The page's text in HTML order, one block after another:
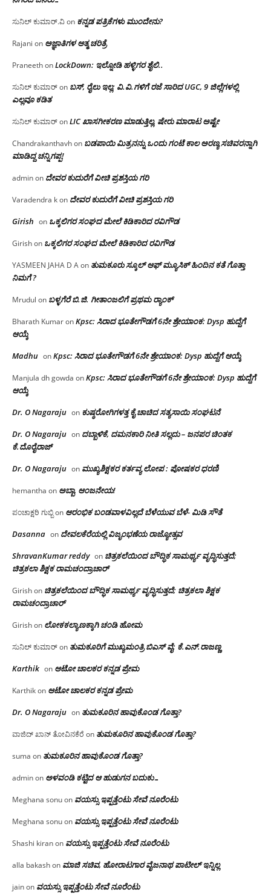
ಸುನಿಲ್ ಕುಮಾರ್.ವಿon ಕನ್ನಡ ಪತ್ರಿಕೆಗಳು ಮುಂದೇನು?
Rajani on ಅಜ್ಞಾತಿಗಳ ಆತ್ಮ ಚರಿತ್ರೆ
PraneethonLockDown: ಇಲ್ನೋಡಿ ಹಳ್ಳಿಗರ ಶೈಲಿ..
ಸುನಿಲ್ ಕುಮಾರ್on ಬಸ್, ರೈಲು ಇಲ್ಲ; ವಿ.ವಿ.ಗಳಿಗೆ ರಜೆ ಸಾರಿದ UGC, 9 ಜಿಲ್ಲೆಗಳಲ್ಲಿ
ಎಲ್ಲವೂ ಕಡಿತ
ಸುನಿಲ್ ಕುಮಾರ್onLIC ಖಾಸಗೀಕರಣ ಮಾಡುತ್ತಿಲ್ಲ, ಷೇರು ಮಾರಾಟ ಅಷ್ಟೇ
Chandrakanthavhon ಬಡಪಾಯಿ ಮಿತ್ರನನ್ನು ಒಂದು ಗಂಟೆ ಕಾಲ ಅರಣ್ಯ ಸಚಿವರನ್ನಾಗಿ
ಮಾಡಿದ್ದ ಚನ್ನಿಗಪ್ಪ!
adminon ದೇವರ ಕುದುರೆಗೆ ವೀಚಿ ಪ್ರಶಸ್ತಿಯ ಗರಿ
Varadendra kon ದೇವರ ಕುದುರೆಗೆ ವೀಚಿ ಪ್ರಶಸ್ತಿಯ ಗರಿ
Girish on ಒಕ್ಕಲಿಗರ ಸಂಘದ ಮೇಲೆ ಕಿಡಿಕಾರಿದ ರವಿಗೌಡ
Girishon ಒಕ್ಕಲಿಗರ ಸಂಘದ ಮೇಲೆ ಕಿಡಿಕಾರಿದ ರವಿಗೌಡ
YASMEEN JAHA D Aon ತುಮಕೂರು ಸ್ಕೂಲ್ ಆಫ್ ಮ್ಯೂಸಿಕ್ ಹಿಂದಿನ ಕತೆ ಗೊತ್ತಾ
ನಿಮಗೆ ?
Mrudul on ಬಳ್ಳಗೆರೆ ಬಿ.ಜಿ. ಗೀತಾಂಜಲಿಗೆ ಪ್ರಥಮ ರ‌್ಯಾಂಕ್
Bharath KumaronKpsc: ಸಿರಾದ ಭೂತೇಗೌಡಗೆ 6ನೇ ಶ್ರೇಯಾಂಕ: Dysp ಹುದ್ದೆಗೆ
ಆಯ್ಕೆ
Madhu onKpsc: ಸಿರಾದ ಭೂತೇಗೌಡಗೆ 6ನೇ ಶ್ರೇಯಾಂಕ: Dysp ಹುದ್ದೆಗೆ ಆಯ್ಕೆ
Manjula dh gowda onKpsc: ಸಿರಾದ ಭೂತೇಗೌಡಗೆ 6ನೇ ಶ್ರೇಯಾಂಕ: Dysp ಹುದ್ದೆಗೆ
ಆಯ್ಕೆ
Dr. O Nagaraju on ಕುಷ್ಠರೋಗಿಗಳತ್ತ ಕೈ ಚಾಚಿದ ಸತ್ಯಸಾಯಿ ಸಂಘಟನೆ
Dr. O Nagaraju on ದಬ್ಬಾಳಿಕೆ, ದಮನಕಾರಿ ನೀತಿ ಸಲ್ಲದು – ಜನಪರ ಚಿಂತಕ
ಕೆ.ದೊರೈರಾಜ್
Dr. O Nagaraju on ಮುಖ್ಯಶಿಕ್ಷಕರ ಕರ್ತವ್ಯ ಲೋಪ : ಪೋಷಕರ ಧರಣಿ
hemantha on ಅಬ್ಬಾ, ಆಂಜನೇಯ!
ಪಂಚಾಕ್ಷರಿ ಗುಬ್ಬಿon ಆರಂಭಿಕ ಬಂಡವಾಳವಿಲ್ಲದೆ ಬೆಳೆಯುವ ಬೆಳೆ- ಮಿಡಿ ಸೌತೆ
Dasanna on ದೇವಲಕೆರೆಯಲ್ಲಿ ವಿಜೃಂಭಣೆಯ ರಾಜ್ಯೋತ್ಸವ
ShravanKumar reddy on ಚಿತ್ರಕಲೆಯಿಂದ ಬೌದ್ಧಿಕ ಸಾಮರ್ಥ್ಯ ವೃದ್ಧಿಸುತ್ತದೆ;
ಚಿತ್ರಕಲಾ ಶಿಕ್ಷಕ ರಾಮಚಂದ್ರಾಚಾರ್
Girishon ಚಿತ್ರಕಲೆಯಿಂದ ಬೌದ್ಧಿಕ ಸಾಮರ್ಥ್ಯ ವೃದ್ಧಿಸುತ್ತದೆ; ಚಿತ್ರಕಲಾ ಶಿಕ್ಷಕ
ರಾಮಚಂದ್ರಾಚಾರ್
Girishon ಲೋಕಕಲ್ಯಾಣಕ್ಕಾಗಿ ಚಂಡಿ ಹೋಮ
ಸುನಿಲ್ ಕುಮಾರ್on ತುಮಕೂರಿಗೆ ಮುಖ್ಯಮಂತ್ರಿ ಬಿಎಸ್ ವೈ: ಕೆ.ಎನ್.ರಾಜಣ್ಣ
Karthik on ಆಟೋ ಚಾಲಕರ ಕನ್ನಡ ಪ್ರೇಮ
Karthikon ಆಟೋ ಚಾಲಕರ ಕನ್ನಡ ಪ್ರೇಮ
Dr. O Nagaraju on ತುಮಕೂರಿನ ಹಾವುಕೊಂಡ ಗೊತ್ತಾ?
ವಾಜಿದ್ ಖಾನ್ ತೋವಿನಕೆರೆ on ತುಮಕೂರಿನ ಹಾವುಕೊಂಡ ಗೊತ್ತಾ?
suma on ತುಮಕೂರಿನ ಹಾವುಕೊಂಡ ಗೊತ್ತಾ?
adminon ಅಳವಂಡಿ ಕಟ್ಟಿದ ಆ ಹುಡುಗನ ಬದುಕು…
Meghana sonuon ವಯಸ್ಸು ಇಪ್ಪತ್ತೆಂಟು ಸೇವೆ ನೂರೆಂಟು
Meghana sonuon ವಯಸ್ಸು ಇಪ್ಪತ್ತೆಂಟು ಸೇವೆ ನೂರೆಂಟು
Shashi kiranon ವಯಸ್ಸು ಇಪ್ಪತ್ತೆಂಟು ಸೇವೆ ನೂರೆಂಟು
alla bakashon ಮಾಜಿ ಸಚಿವ, ಹೋರಾಟಗಾರ ವೈಜನಾಥ ಪಾಟೀಲ್ ಇನ್ನಿಲ್ಲ
jainon ವಯಸ್ಸು ಇಪ್ಪತ್ತೆಂಟು ಸೇವೆ ನೂರೆಂಟು